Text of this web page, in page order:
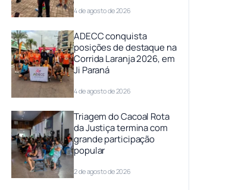
4 de agosto de 2026
ADECC conquista
posições de destaque na
Corrida Laranja 2026, em
Ji Paraná
4 de agosto de 2026
Triagem do Cacoal Rota
da Justiça termina com
grande participação
popular
2 de agosto de 2026